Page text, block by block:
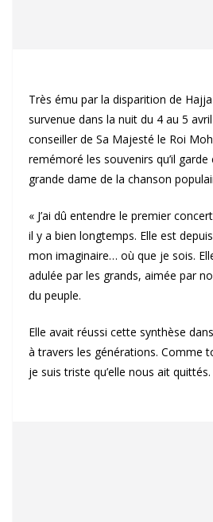
Très ému par la disparition de
survenue dans la nuit du 4 au 5
conseiller de Sa Majesté le Roi
remémoré les souvenirs qu’il
grande dame de la chanson
« J’ai dû entendre le premier
il y a bien longtemps. Elle est
mon imaginaire… où que je sois.
adulée par les grands, aimée par
du peuple.
Elle avait réussi cette synthèse
à travers les générations. Comme
je suis triste qu’elle nous ait quittés.